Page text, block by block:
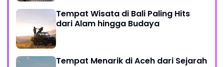
Tempat Wisata di Bali Paling Hits
dari Alam hingga Budaya
Tempat Menarik di Aceh dari Sejarah